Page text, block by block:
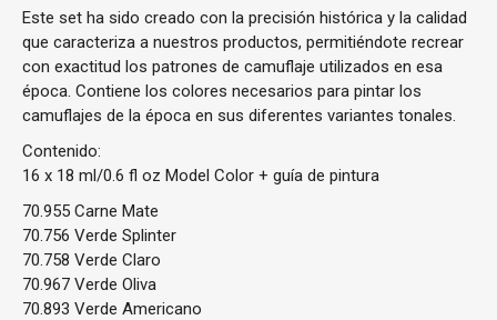
Este set ha sido creado con la precisión histórica y la calidad
que caracteriza a nuestros productos, permitiéndote recrear
con exactitud los patrones de camuflaje utilizados en esa
época. Contiene los colores necesarios para pintar los
camuflajes de la época en sus diferentes variantes tonales.
Contenido:
16 x 18 ml/0.6 fl oz Model Color + guía de pintura
70.955 Carne Mate
70.756 Verde Splinter
70.758 Verde Claro
70.967 Verde Oliva
70.893 Verde Americano